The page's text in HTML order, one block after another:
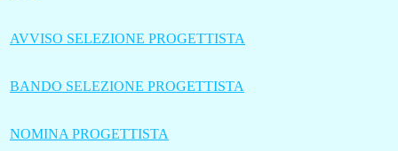
AVVISO SELEZIONE PROGETTISTA
BANDO SELEZIONE PROGETTISTA
NOMINA PROGETTISTA